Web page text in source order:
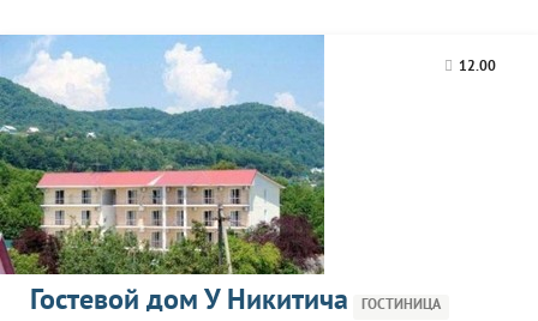
12.00
Гостевой дом У Никитича ГОСТИНИЦА